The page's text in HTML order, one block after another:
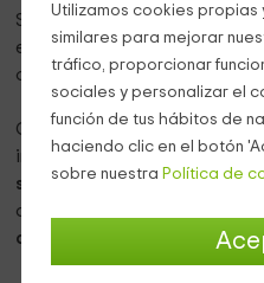
Utilizamos cookies
similares para mejorar
tráfico, proporcionar
sociales y personalizar el
función de tus hábitos de
haciendo clic en el botón
sobre nuestra Política de
Se trata de una casa
espacios exteriores
de nuestros huéspedes,
Cuenta con unacapacidad
interior, dividiendo las zonas
superiores,todas ellas
aportan gran funcionalidad y
agradables.